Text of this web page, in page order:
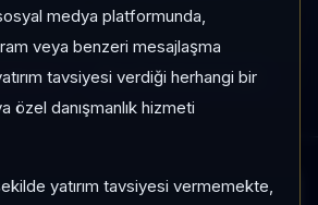
medya platformunda,
veya benzeri mesajlaşma
tavsiyesi verdiği herhangi bir
özel danışmanlık hizmeti
yatırım tavsiyesi vermemekte,
inceleyin.
Tüm fon ekranına git
SAYISI